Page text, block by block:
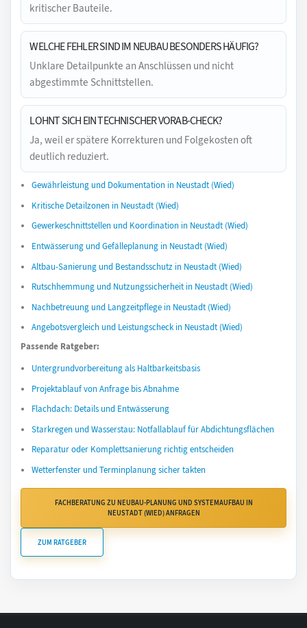
kritischer Bauteile.
WELCHE FEHLER SIND IM NEUBAU BESONDERS HÄUFIG?
Unklare Detailpunkte an Anschlüssen und nicht
abgestimmte Schnittstellen.
LOHNT SICH EIN TECHNISCHER VORAB-CHECK?
Ja, weil er spätere Korrekturen und Folgekosten oft
deutlich reduziert.
Gewährleistung und Dokumentation in Neustadt (Wied)
Kritische Detailzonen in Neustadt (Wied)
Gewerkeschnittstellen und Koordination in Neustadt (Wied)
Entwässerung und Gefälleplanung in Neustadt (Wied)
Altbau-Sanierung und Bestandsschutz in Neustadt (Wied)
Rutschhemmung und Nutzungssicherheit in Neustadt (Wied)
Nachbetreuung und Langzeitpflege in Neustadt (Wied)
Angebotsvergleich und Leistungscheck in Neustadt (Wied)
Passende Ratgeber:
Untergrundvorbereitung als Haltbarkeitsbasis
Projektablauf von Anfrage bis Abnahme
Flachdach: Details und Entwässerung
Starkregen und Wasserstau: Notfallablauf für Abdichtungsflächen
Reparatur oder Komplettsanierung richtig entscheiden
Wetterfenster und Terminplanung sicher takten
FACHBERATUNG ZU NEUBAU-PLANUNG UND SYSTEMAUFBAU IN
NEUSTADT (WIED) ANFRAGEN
ZUM RATGEBER